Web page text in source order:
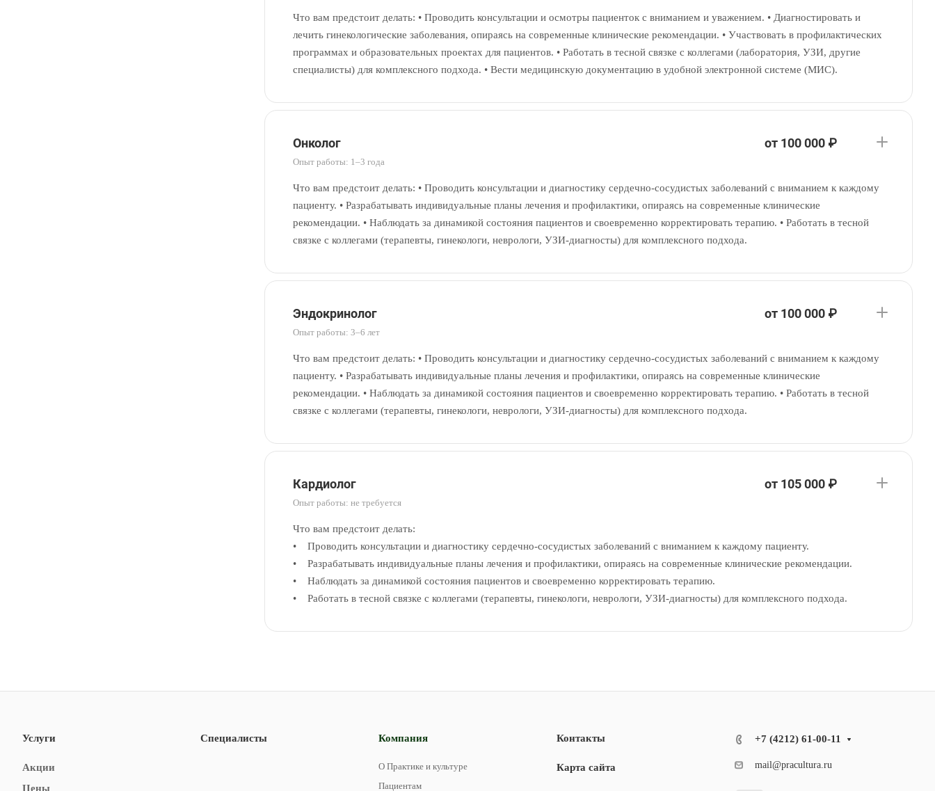
Что вам предстоит делать: • Проводить консультации и осмотры пациенток с вниманием и уважением. • Диагностировать и
лечить гинекологические заболевания, опираясь на современные клинические рекомендации. • Участвовать в профилактических
программах и образовательных проектах для пациентов. • Работать в тесной связке с коллегами (лаборатория, УЗИ, другие
специалисты) для комплексного подхода. • Вести медицинскую документацию в удобной электронной системе (МИС).
Онколог от 100 000 ₽
Опыт работы: 1–3 года
Что вам предстоит делать: • Проводить консультации и диагностику сердечно-сосудистых заболеваний с вниманием к каждому
пациенту. • Разрабатывать индивидуальные планы лечения и профилактики, опираясь на современные клинические
рекомендации. • Наблюдать за динамикой состояния пациентов и своевременно корректировать терапию. • Работать в тесной
связке с коллегами (терапевты, гинекологи, неврологи, УЗИ-диагносты) для комплексного подхода.
Эндокринолог от 100 000 ₽
Опыт работы: 3–6 лет
Что вам предстоит делать: • Проводить консультации и диагностику сердечно-сосудистых заболеваний с вниманием к каждому
пациенту. • Разрабатывать индивидуальные планы лечения и профилактики, опираясь на современные клинические
рекомендации. • Наблюдать за динамикой состояния пациентов и своевременно корректировать терапию. • Работать в тесной
связке с коллегами (терапевты, гинекологи, неврологи, УЗИ-диагносты) для комплексного подхода.
Кардиолог от 105 000 ₽
Опыт работы: не требуется
Что вам предстоит делать:
• Проводить консультации и диагностику сердечно-сосудистых заболеваний с вниманием к каждому пациенту.
• Разрабатывать индивидуальные планы лечения и профилактики, опираясь на современные клинические рекомендации.
• Наблюдать за динамикой состояния пациентов и своевременно корректировать терапию.
• Работать в тесной связке с коллегами (терапевты, гинекологи, неврологи, УЗИ-диагносты) для комплексного подхода.
Услуги
Акции
Цены
Специалисты Компания
О Практике и культуре
Пациентам
Контакты
Карта сайта
+7 (4212) 61-00-11
mail@pracultura.ru